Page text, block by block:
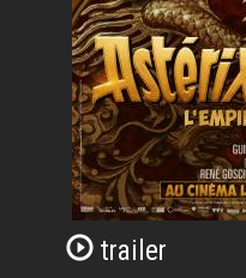
trailer